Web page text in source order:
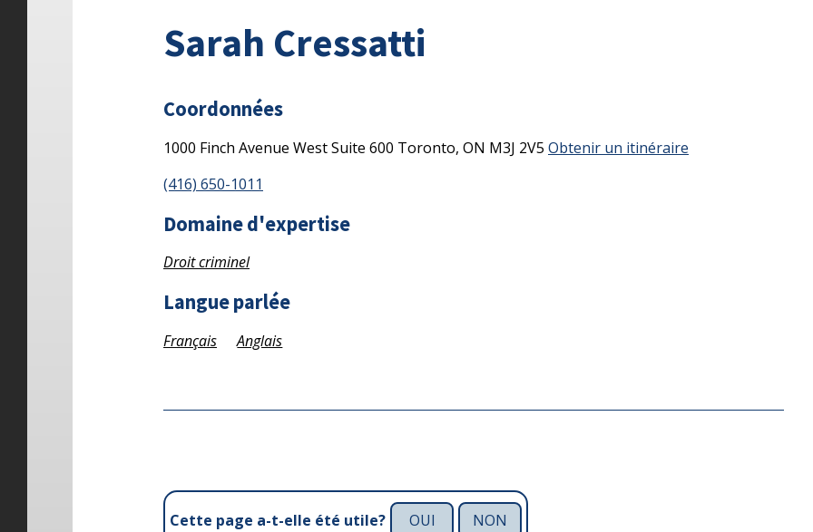
Sarah Cressatti
Coordonnées
1000 Finch Avenue WestSuite 600 Toronto, ON M3J 2V5 Obtenir un itinéraire
(416) 650-1011
Domaine d'expertise
Droit criminel
Langue parlée
Français Anglais
Cette page a-t-elle été utile? OUI NON